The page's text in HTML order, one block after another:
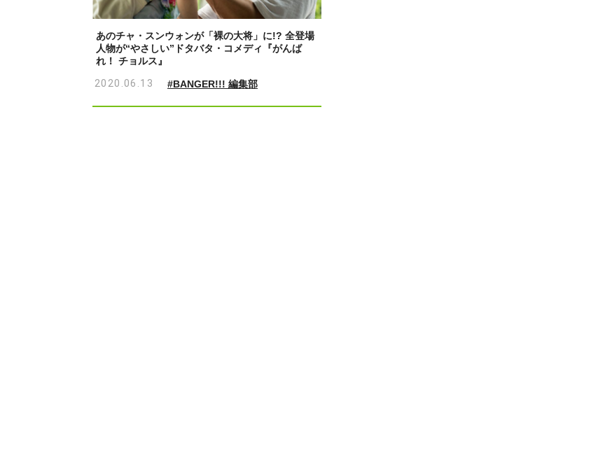
あのチャ・スンウォンが「裸の大将」に!? 全登場
人物が“やさしい”ドタバタ・コメディ『がんば
れ！ チョルス』
2020.06.13
#BANGER!!! 編集部